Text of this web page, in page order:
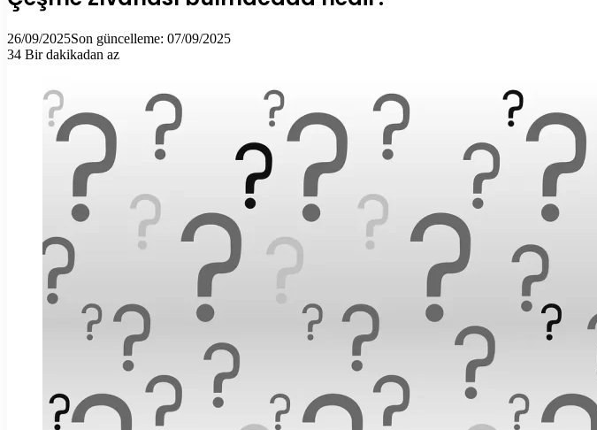
26/09/2025Son güncelleme: 07/09/2025
34 Bir dakikadan az